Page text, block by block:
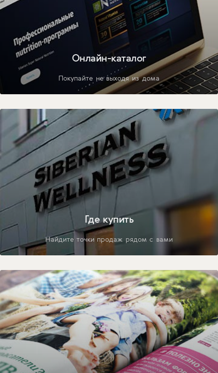
Онлайн-каталог
Покупайте не выходя из дома
Где купить
Найдите точки продаж рядом с вами